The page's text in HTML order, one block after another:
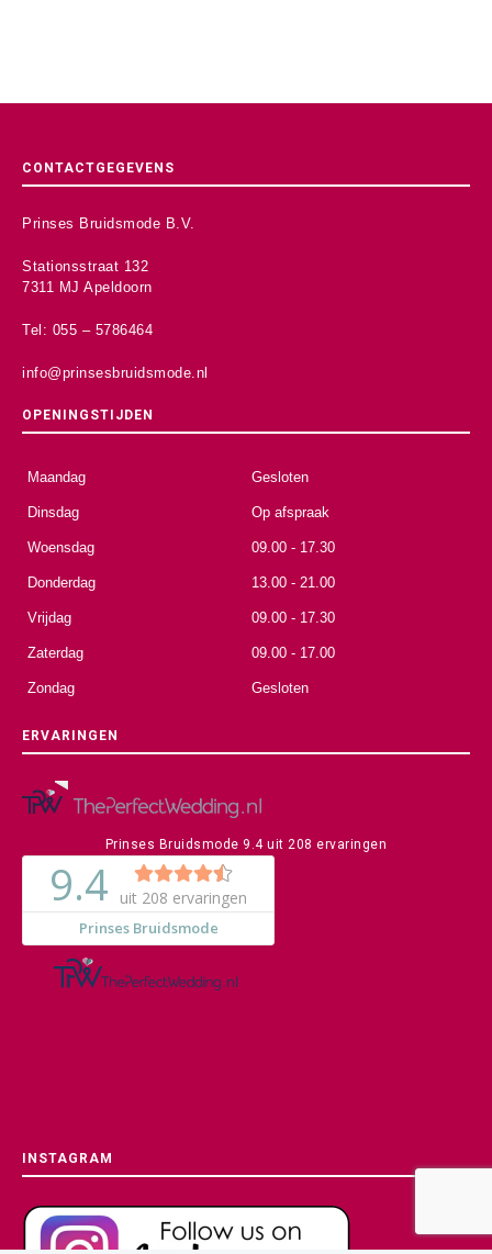
CONTACTGEGEVENS
Prinses Bruidsmode B.V.
Stationsstraat 132
7311 MJ Apeldoorn
Tel: 055 – 5786464
info@prinsesbruidsmode.nl
OPENINGSTIJDEN
Maandag Gesloten
Dinsdag Op afspraak
Woensdag 09.00 - 17.30
Donderdag 13.00 - 21.00
Vrijdag 09.00 - 17.30
Zaterdag 09.00 - 17.00
Zondag Gesloten
ERVARINGEN
Prinses Bruidsmode 9.4uit208 ervaringen
INSTAGRAM